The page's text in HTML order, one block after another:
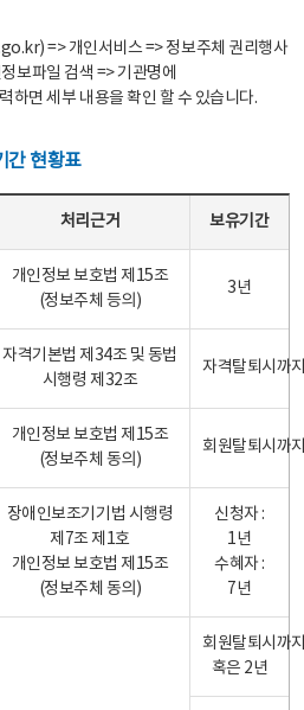
=> 개인서비스 => 정보주체 권리행사
보파일 검색 => 기관명에
하면 세부 내용을 확인 할 수 있습니다.
간 현황표
처리근거 보유기간
개인정보 보호법 제15조
(정보주체 등의)
3년
자격기본법 제34조 및 동법
시행령 제32조
자격탈퇴시까
개인정보 보호법 제15조
(정보주체 동의)
회원탈퇴시까
장애인보조기기법 시행령
제7조 제1호
개인정보 보호법 제15조
(정보주체 동의)
신청자 :
1년
수혜자 :
7년
회원탈퇴시까
혹은 2년